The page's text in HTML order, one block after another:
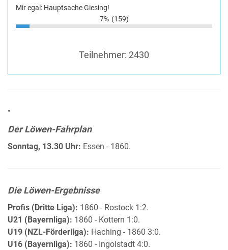
Mir egal: Hauptsache Giesing!
7% (159)
Teilnehmer: 2430
•
Der Löwen-Fahrplan
Sonntag, 13.30 Uhr: Essen - 1860.
Die Löwen-Ergebnisse
Profis (Dritte Liga): 1860 - Rostock 1:2.
U21 (Bayernliga): 1860 - Kottern 1:0.
U19 (NZL-Förderliga): Haching - 1860 3:0.
U16 (Bayernliga): 1860 - Ingolstadt 4:0.